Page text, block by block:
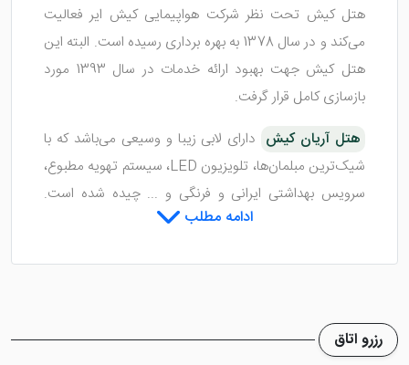
هتل کیش تحت نظر شرکت هواپیمایی کیش ایر فعالیت
می‌کند و در سال 1378 به بهره برداری رسیده است. البته این
هتل کیش جهت بهبود ارائه خدمات در سال 1393 مورد
بازسازی کامل قرار گرفت.
هتل آریان کیش دارای لابی زیبا و وسیعی می‌باشد که با
شیک‌ترین مبلمان‌ها، تلویزیون LED، سیستم تهویه مطبوع،
سرویس بهداشتی ایرانی و فرنگی و ... چیده شده است.
کارکنان خدمه و پذیرش این هتل کیش به زبان انگلیسی
اتاق‌های هتل آریان کیش
ادامه مطلب
رزرو اتاق